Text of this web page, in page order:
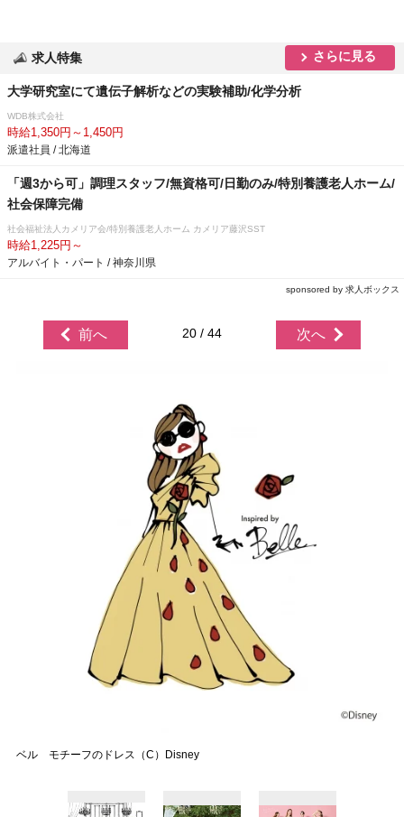
求人特集 さらに見る
大学研究室にて遺伝子解析などの実験補助/化学分析
WDB株式会社
時給1,350円～1,450円
派遣社員 / 北海道
「週3から可」調理スタッフ/無資格可/日勤のみ/特別養護老人ホーム/
社会保障完備
社会福祉法人カメリア会/特別養護老人ホーム カメリア藤沢SST
時給1,225円～
アルバイト・パート / 神奈川県
sponsored by 求人ボックス
前へ 20 / 44 次へ
ベル モチーフのドレス（C）Disney